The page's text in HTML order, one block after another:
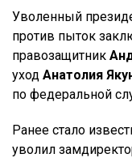
Уволенный
против пыток
правозащитник
уход Анатолия
по федеральной
Ранее стало
уволил